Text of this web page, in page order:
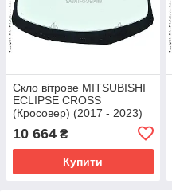
Скло вітрове MITSUBISHI
ECLIPSE CROSS
(Кросовер) (2017 - 2023)
10 664 ₴
Купити